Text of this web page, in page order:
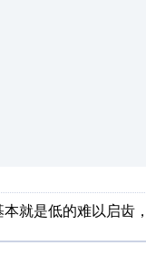
就是低的难以启齿